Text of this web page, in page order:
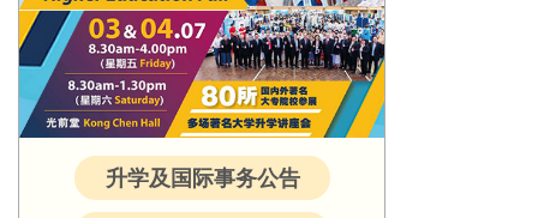
升学及国际事务公告